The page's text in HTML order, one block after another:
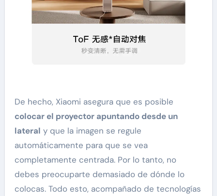
De hecho, Xiaomi asegura que es posible
colocar el proyector apuntando desde un
lateral y que la imagen se regule
automáticamente para que se vea
completamente centrada. Por lo tanto, no
debes preocuparte demasiado de dónde lo
colocas. Todo esto, acompañado de tecnologías